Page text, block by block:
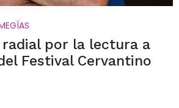
radial por la lectura a
Festival Cervantino